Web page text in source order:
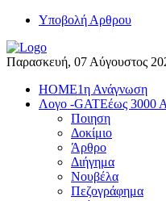
Yποβολή Αρθρου
Παρασκευή, 07 Αύγουστος
HOME1η Ανάγνωση
Λογο -GATEέως 3000
Ποιηση
Δοκίμιο
Άρθρο
Διήγημα
Νουβέλα
Πεζογράφημα